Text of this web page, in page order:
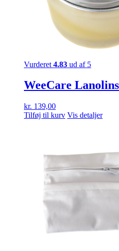
Vurderet 4.83 ud af 5
WeeCare
kr. 139,00
Tilføj til kurv Vis detaljer